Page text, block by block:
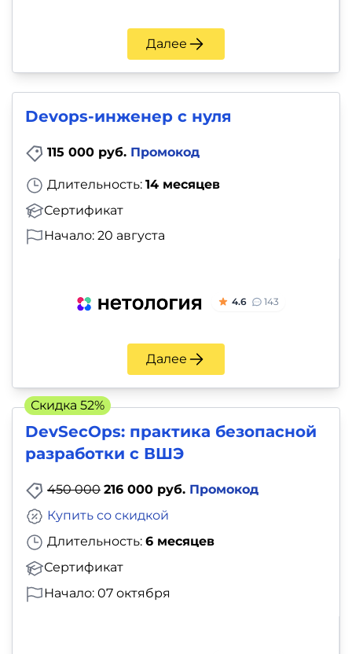
Далее
Devops-инженер с нуля
115 000 руб. Промокод
Длительность: 14 месяцев
Сертификат
Начало: 20 августа
4.6 143
Далее
DevSecOps: практика безопасной
разработки с ВШЭ
450 000 216 000 руб. Промокод
Длительность: 6 месяцев
Сертификат
Купить со скидкой
Начало: 07 октября
Скидка 52%